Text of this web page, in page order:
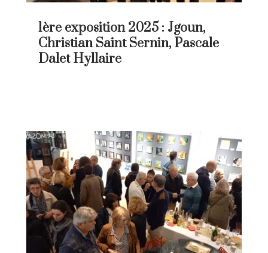
1ère exposition 2025 : Jgoun,
Christian Saint Sernin, Pascale
Dalet Hyllaire